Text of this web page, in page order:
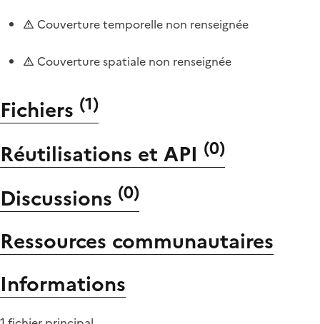
Couverture temporelle non renseignée
Couverture spatiale non renseignée
Fichiers (1)
Réutilisations et API (0)
Discussions (0)
Ressources communautaires
Informations